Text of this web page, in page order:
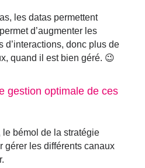
les datas permettent
d’augmenter les
donc plus de
quand il est bien géré. 😉
gestion optimale de ces
le bémol de la stratégie
gérer les différents canaux